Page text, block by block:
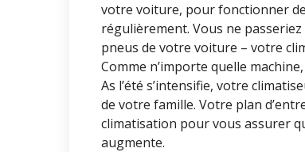
votre voiture, pour fonctionner
régulièrement. Vous ne
pneus de votre voiture – votre
Comme n’importe quelle
As l’été s’intensifie, votre
de votre famille. Votre plan
climatisation pour vous assurer
augmente.